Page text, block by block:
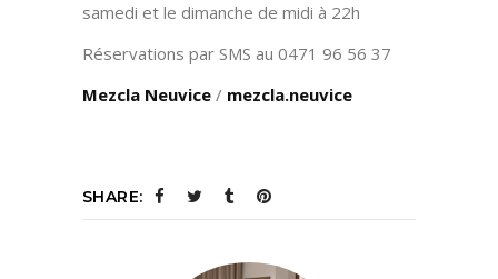
samedi et le dimanche de midi à 22h
Réservations par SMS au 0471 96 56 37
Mezcla Neuvice / mezcla.neuvice
SHARE: